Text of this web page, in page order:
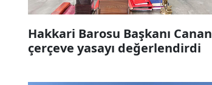
Hakkari Barosu Başkanı Canan
çerçeve yasayı değerlendirdi